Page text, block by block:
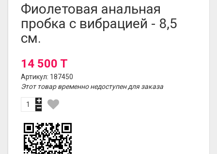
Фиолетовая анальная
пробка с вибрацией - 8,5
см.
14 500 T
Артикул: 187450
Этот товар временно недоступен для заказа